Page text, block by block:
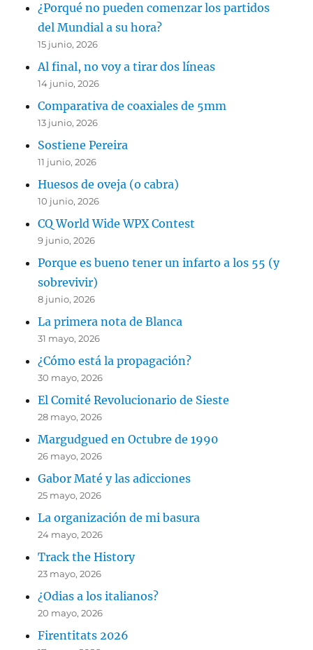
¿Porqué no pueden comenzar los partidos
del Mundial a su hora?
15 junio, 2026
Al final, no voy a tirar dos líneas
14 junio, 2026
Comparativa de coaxiales de 5mm
13 junio, 2026
Sostiene Pereira
11 junio, 2026
Huesos de oveja (o cabra)
10 junio, 2026
CQ World Wide WPX Contest
9 junio, 2026
Porque es bueno tener un infarto a los 55 (y
sobrevivir)
8 junio, 2026
La primera nota de Blanca
31 mayo, 2026
¿Cómo está la propagación?
30 mayo, 2026
El Comité Revolucionario de Sieste
28 mayo, 2026
Margudgued en Octubre de 1990
26 mayo, 2026
Gabor Maté y las adicciones
25 mayo, 2026
La organización de mi basura
24 mayo, 2026
Track the History
23 mayo, 2026
¿Odias a los italianos?
20 mayo, 2026
Firentitats 2026